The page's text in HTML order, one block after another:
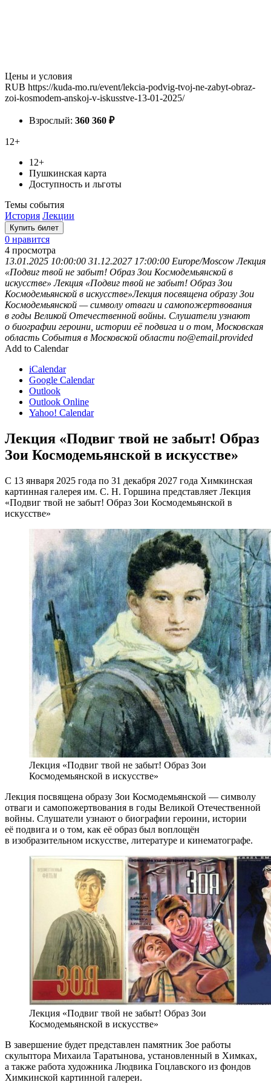
Цены и условия
RUB https://kuda-mo.ru/event/lekcia-podvig-tvoj-ne-zabyt-obraz-
zoi-kosmodem-anskoj-v-iskusstve-13-01-2025/
Взрослый: 360 360 ₽
12+
12+
Пушкинская карта
Доступность и льготы
Темы события
История Лекции
Купить билет
0 нравится
4 просмотра
13.01.2025 10:00:00 31.12.2027 17:00:00 Europe/Moscow Лекция
«Подвиг твой не забыт! Образ Зои Космодемьянской в
искусстве» Лекция «Подвиг твой не забыт! Образ Зои
Космодемьянской в искусстве»Лекция посвящена образу Зои
Космодемьянской — символу отваги и самопожертвования
в годы Великой Отечественной войны. Слушатели узнают
о биографии героини, истории её подвига и о том, Московская
область События в Московской области no@email.provided
Add to Calendar
iCalendar
Google Calendar
Outlook
Outlook Online
Yahoo! Calendar
Лекция «Подвиг твой не забыт! Образ
Зои Космодемьянской в искусстве»
С 13 января 2025 года по 31 декабря 2027 года Химкинская
картинная галерея им. С. Н. Горшина представляет Лекция
«Подвиг твой не забыт! Образ Зои Космодемьянской в
искусстве»
Лекция «Подвиг твой не забыт! Образ Зои
Космодемьянской в искусстве»
Лекция посвящена образу Зои Космодемьянской — символу
отваги и самопожертвования в годы Великой Отечественной
войны. Слушатели узнают о биографии героини, истории
её подвига и о том, как её образ был воплощён
в изобразительном искусстве, литературе и кинематографе.
Лекция «Подвиг твой не забыт! Образ Зои
Космодемьянской в искусстве»
В завершение будет представлен памятник Зое работы
скульптора Михаила Таратынова, установленный в Химках,
а также работа художника Людвика Гоцлавского из фондов
Химкинской картинной галереи.